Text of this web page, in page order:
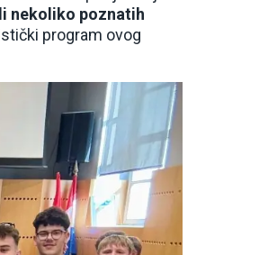
nekoliko poznatih
program ovog